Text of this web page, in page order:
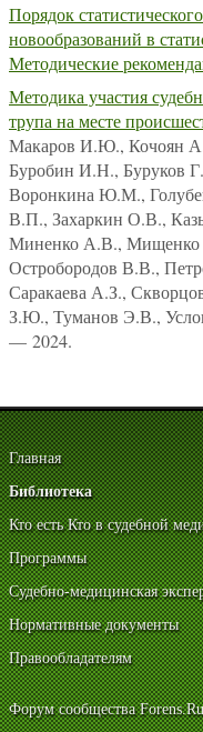
Порядок
новообразований в
Методические
Методика участия
трупа на месте
Макаров И.Ю., Кочоян
Буробин И.Н., Буруков
Воронкина Ю.М.,
В.П., Захаркин О.В.,
Миненко А.В.,
Остробородов В.В.,
Саракаева А.З.,
З.Ю., Туманов Э.В.,
— 2024.
Главная
Библиотека
Кто есть Кто в судебной
Программы
Судебно-медицинская
Нормативные документы
Правообладателям
Форум сообщества Forens.Ru